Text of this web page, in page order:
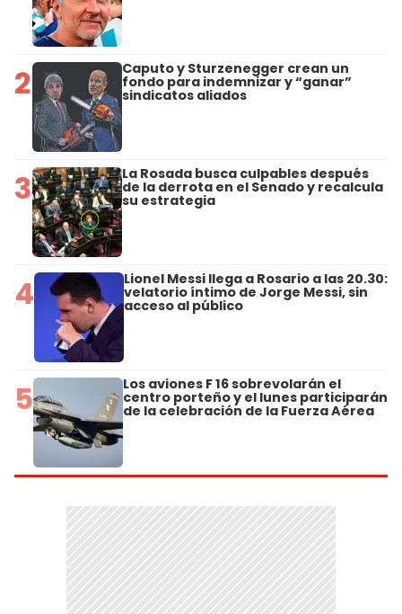
2 Caputo y Sturzenegger crean un
fondo para indemnizar y “ganar”
sindicatos aliados
3 La Rosada busca culpables después
de la derrota en el Senado y recalcula
su estrategia
4 Lionel Messi llega a Rosario a las 20.30:
velatorio íntimo de Jorge Messi, sin
acceso al público
5 Los aviones F 16 sobrevolarán el
centro porteño y el lunes participarán
de la celebración de la Fuerza Aérea